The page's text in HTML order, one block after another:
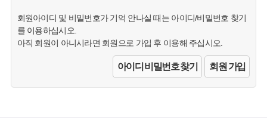
회원아이디 및 비밀번호가 기억 안나실 때는 아이디/비밀번호 찾기
를 이용하십시오.
아직 회원이 아니시라면 회원으로 가입 후 이용해 주십시오.
아이디 비밀번호 찾기 회원 가입